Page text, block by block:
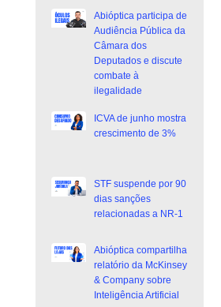
Abióptica participa de
Audiência Pública da
Câmara dos
Deputados e discute
combate à
ilegalidade
ICVA de junho mostra
crescimento de 3%
STF suspende por 90
dias sanções
relacionadas a NR-1
Abióptica compartilha
relatório da McKinsey
& Company sobre
Inteligência Artificial